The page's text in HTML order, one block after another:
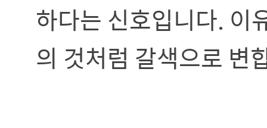
하다는 신호입니다. 이
의 것처럼 갈색으로 변